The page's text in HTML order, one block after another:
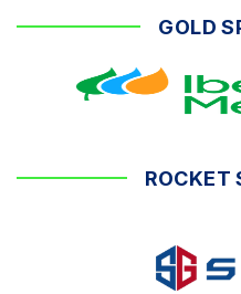
GOLD
ROCKET